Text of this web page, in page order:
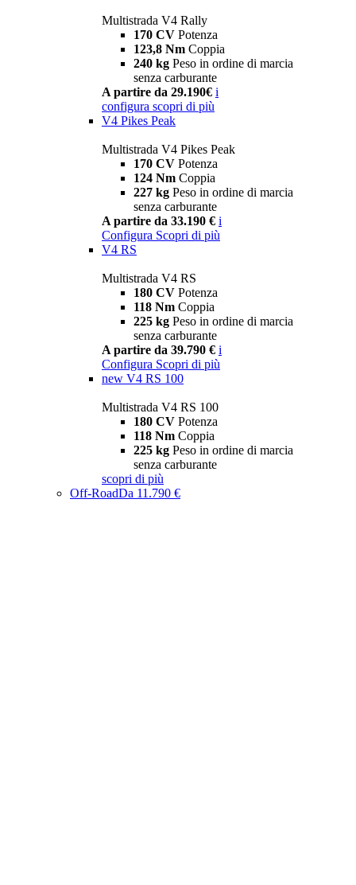
Multistrada V4 Rally
170 CV Potenza
123,8 Nm Coppia
240 kg Peso in ordine di marcia
senza carburante
A partire da 29.190€ i
configura scopri di più
V4 Pikes Peak
Multistrada V4 Pikes Peak
170 CV Potenza
124 Nm Coppia
227 kg Peso in ordine di marcia
senza carburante
A partire da 33.190 € i
Configura Scopri di più
V4 RS
Multistrada V4 RS
180 CV Potenza
118 Nm Coppia
225 kg Peso in ordine di marcia
senza carburante
A partire da 39.790 € i
Configura Scopri di più
new V4 RS 100
Multistrada V4 RS 100
180 CV Potenza
118 Nm Coppia
225 kg Peso in ordine di marcia
senza carburante
scopri di più
Off-RoadDa 11.790 €